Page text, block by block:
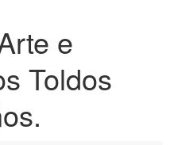
e
Toldos